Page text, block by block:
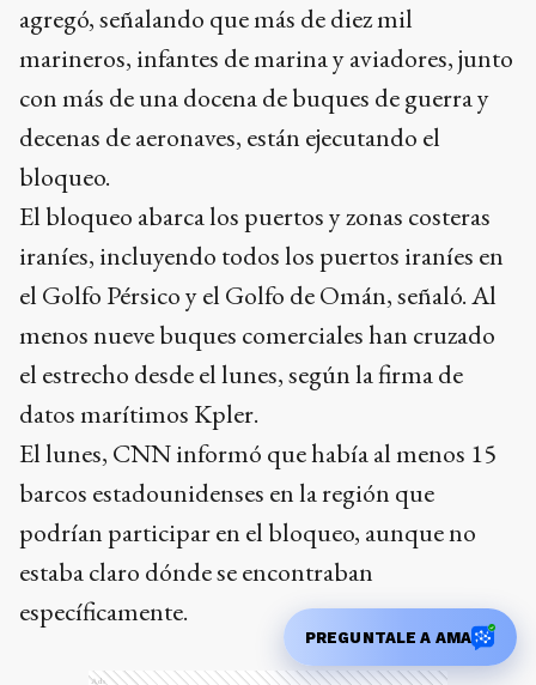
agregó, señalando que más de diez mil
marineros, infantes de marina y aviadores, junto
con más de una docena de buques de guerra y
decenas de aeronaves, están ejecutando el
bloqueo.
El bloqueo abarca los puertos y zonas costeras
iraníes, incluyendo todos los puertos iraníes en
el Golfo Pérsico y el Golfo de Omán, señaló. Al
menos nueve buques comerciales han cruzado
el estrecho desde el lunes, según la firma de
datos marítimos Kpler.
El lunes, CNN informó que había al menos 15
barcos estadounidenses en la región que
podrían participar en el bloqueo, aunque no
estaba claro dónde se encontraban
específicamente.
Ads
PREGUNTALE A AMA